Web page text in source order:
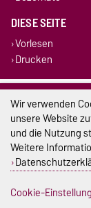
DIESE SEITE
Vorlesen
Drucken
Wir verwenden
unsere Website
und die Nutzung
Weitere
Cookie-